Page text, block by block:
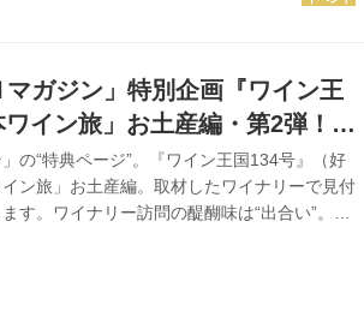
類をサブスク会員に向けて公開し、オンライ
ガジン」特別企画『ワイン王
イン旅」お土産編・第2弾！
の“特典ページ”。『ワイン王国134号』（好
ン旅」お土産編。取材したワイナリーで見付
す。ワイナリー訪問の醍醐味は“出合い”。ス
れや、価格・仕様等変更の可能性もありま
梨） 『ワインデニッシュ 缶』（各1800 円）